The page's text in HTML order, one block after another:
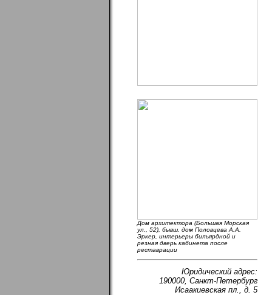
Дом архитектора (Большая Морская
ул., 52), бывш. дом Половцева А.А.
Эркер, интерьеры бильярдной и
резная дверь кабинета после
реставрации
Юридический адрес:
190000, Санкт-Петербург
Исаакиевская пл., д. 5